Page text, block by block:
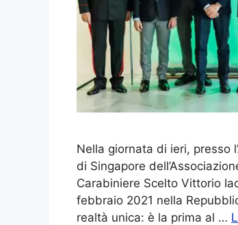
Nella giornata di ieri, presso
di Singapore
Carabiniere Scelto Vittorio
febbraio 2021 nella
realtà unica: è la prima al …